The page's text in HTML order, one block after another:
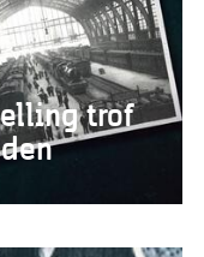
trof